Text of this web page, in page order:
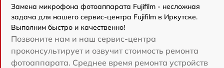
Замена микрофона фотоаппарата Fujifilm - несложная
задача для нашего сервис-центра Fujifilm в Иркутске.
Выполним быстро и качественно!
Позвоните нам и наш сервис-центра
проконсультирует и озвучит стоимость ремонта
фотоаппарата. Среднее время ремонта устройств